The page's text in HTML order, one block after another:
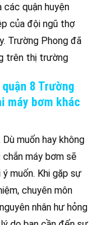
các quận huyện
của đội ngũ thợ
Trường Phong đã
trên thị trường
8 Trường
máy bơm khác
muốn hay không
máy bơm sẽ
muốn. Khi gặp sự
chuyên môn
nhân hư hỏng